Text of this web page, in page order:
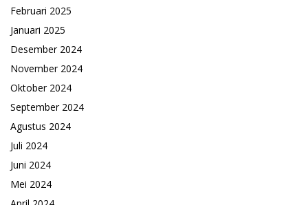
Februari 2025
Januari 2025
Desember 2024
November 2024
Oktober 2024
September 2024
Agustus 2024
Juli 2024
Juni 2024
Mei 2024